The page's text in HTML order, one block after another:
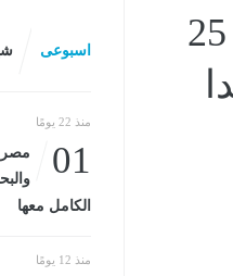
خلاصة الجغرافيا..مراجعة نهائية تضم 25
اسبوعى
منذ 22 يومًا
01
مصر
الكامل معها
منذ 12 يومًا